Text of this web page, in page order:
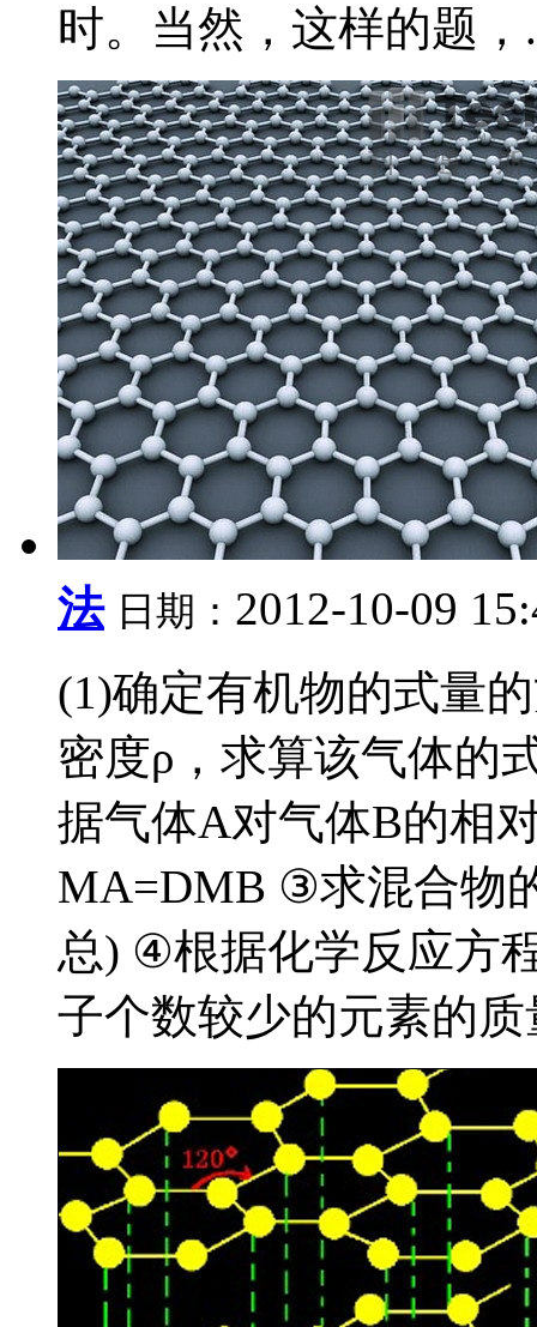
时。当然，这样的题，
法 日期： 2012-10-09
(1)确定有机物的式量
密度ρ，求算该气体的
据气体A对气体B的相
MA=DMB ③求混合物
总) ④根据化学反应方
子个数较少的元素的质